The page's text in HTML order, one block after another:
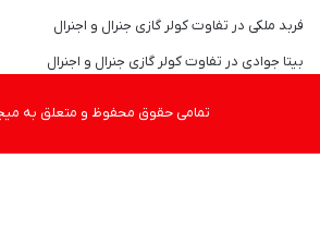
فربد ملکی در تفاوت کولر گازی جنرال و اجنرال
بیتا جوادی در تفاوت کولر گازی جنرال و اجنرال
تمامی حقوق محفوظ و متعلق به